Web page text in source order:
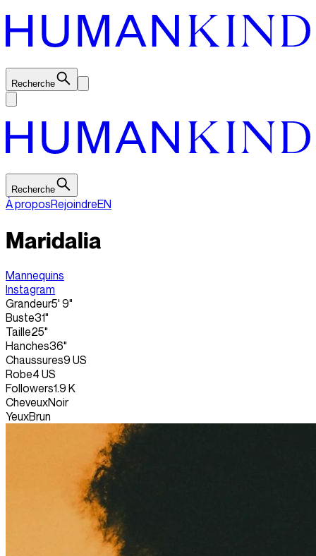
Recherche
Recherche
À proposRejoindreEN
Maridalia
Mannequins
Instagram
Grandeur5' 9"
Buste31"
Taille25"
Hanches36"
Chaussures9 US
Robe4 US
Followers1.9 K
CheveuxNoir
YeuxBrun